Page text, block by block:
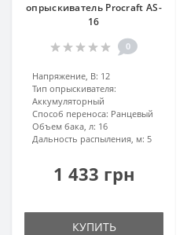
опрыскиватель Procraft AS-
16
0
Напряжение, В: 12
Тип опрыскивателя:
Аккумуляторный
Способ переноса: Ранцевый
Объем бака, л: 16
Дальность распыления, м: 5
1 433 грн
КУПИТЬ